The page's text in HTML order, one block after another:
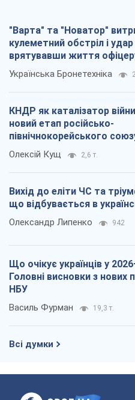
"Варта" та "Новатор"
кулеметний обстріл і
врятувавши життя
Українська Бронетехніка
КНДР як каталізатор
новий етап російсько-
північнокорейського
Олексій Кущ 2,6 т.
Вихід до еліти ЧС та
що відбувається в
Олександр Липенко 942
Що очікує українців у
Головні висновки з нових
НБУ
Василь Фурман 19,3 т.
Всі думки